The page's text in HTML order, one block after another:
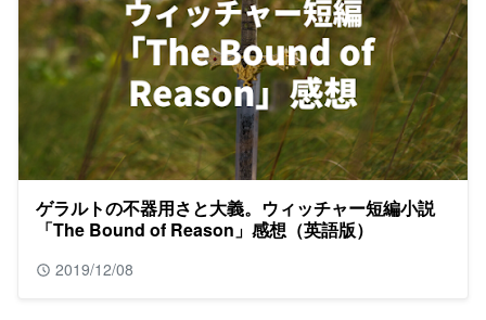
ゲラルトの不器用さと大義。ウィッチャー短編小説
「The Bound of Reason」感想（英語版）
2019/12/08